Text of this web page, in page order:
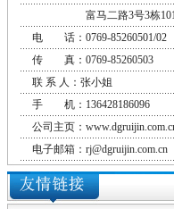
富马二路3号3栋101
电 话：0769-85260501/02
传 真：0769-85260503
联 系 人：张小姐
手 机：136428186096
公司主页：
电子邮箱：rj@dgruijin.com.cn